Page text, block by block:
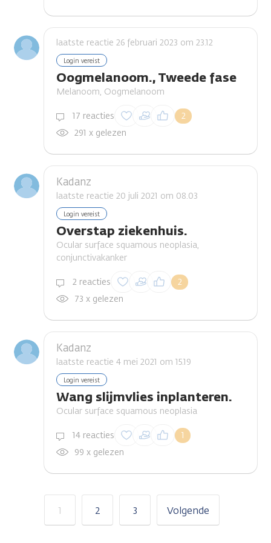
laatste reactie 26 februari 2023 om 23.12
Login vereist
Oogmelanoom., Tweede fase
Melanoom, Oogmelanoom
17 reacties 2
Inloggen om een
reactie te plaatsen
291 x gelezen
Kadanz
laatste reactie 20 juli 2021 om 08.03
Login vereist
Overstap ziekenhuis.
Ocular surface squamous neoplasia,
conjunctivakanker
2 reacties 2
Inloggen om een
reactie te plaatsen
73 x gelezen
Kadanz
laatste reactie 4 mei 2021 om 15.19
Login vereist
Wang slijmvlies inplanteren.
Ocular surface squamous neoplasia
14 reacties 1
Inloggen om een
reactie te plaatsen
99 x gelezen
1 2 3 Volgende